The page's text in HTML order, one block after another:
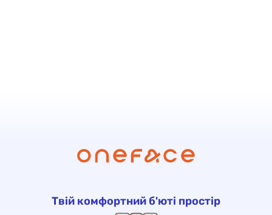
Твій комфортний б'юті простір